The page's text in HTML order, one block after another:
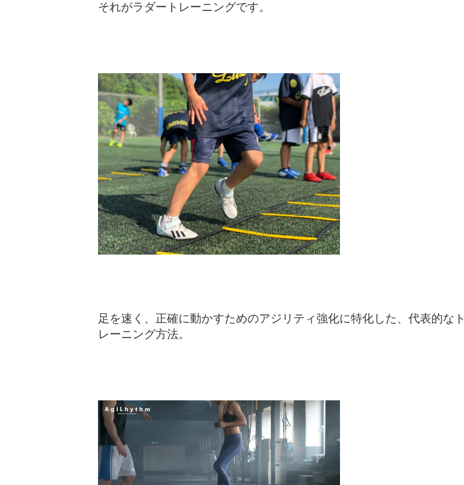
それがラダートレーニングです。
足を速く、正確に動かすためのアジリティ強化に特化した、代表的なト
レーニング方法。